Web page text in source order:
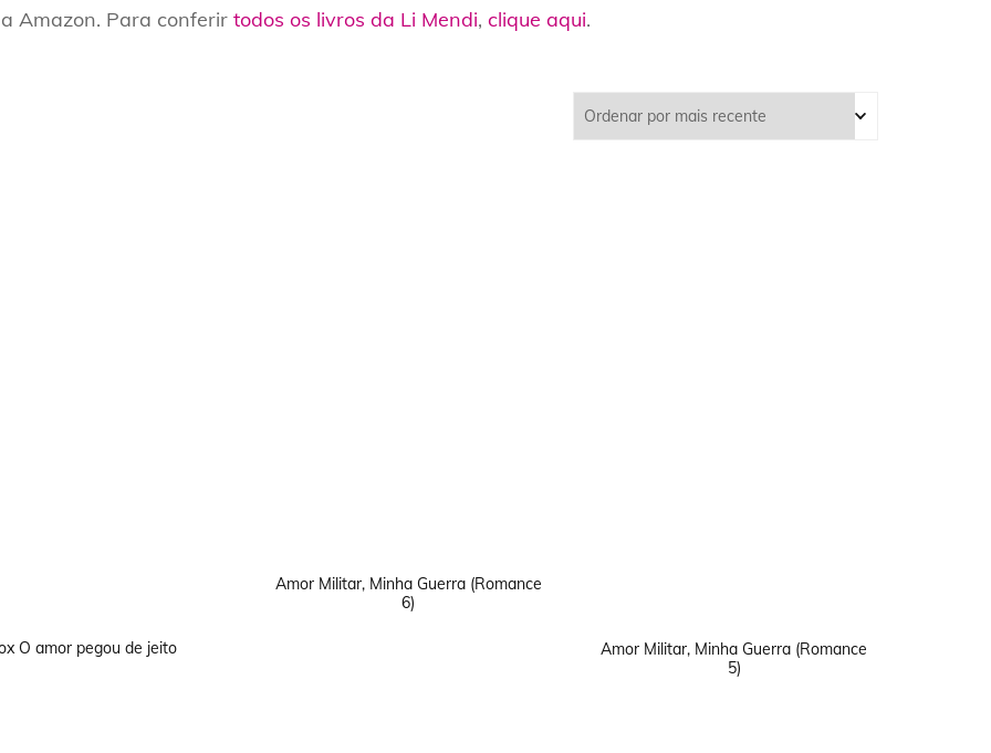
LIVROS IMPRESSOS
Amazon. Para conferir todos os livros da Li Mendi, clique aqui.
O amor pegou de jeito
Amor Militar, Minha Guerra (Romance
6)
Amor Militar, Minha Guerra (Romance
5)